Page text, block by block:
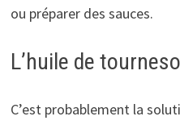
ou préparer des sauces.
L’huile de
C’est probablement la